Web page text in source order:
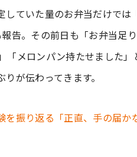
していた量のお弁当だけで
告。その前日も「お弁当足
「メロンパン持たせました
が伝わってきます。
振り返る「正直、手の届か